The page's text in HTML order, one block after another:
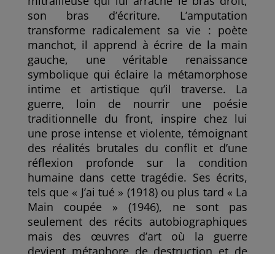
son bras d’écriture. L’amputation
transforme radicalement sa vie : poète
manchot, il apprend à écrire de la main
gauche, une véritable renaissance
symbolique qui éclaire la métamorphose
intime et artistique qu’il traverse. La
guerre, loin de nourrir une poésie
traditionnelle du front, inspire chez lui
une prose intense et violente, témoignant
des réalités brutales du conflit et d’une
réflexion profonde sur la condition
humaine dans cette tragédie. Ses écrits,
tels que « J’ai tué » (1918) ou plus tard « La
Main coupée » (1946), ne sont pas
seulement des récits autobiographiques
mais des œuvres d’art où la guerre
devient métaphore de destruction et de